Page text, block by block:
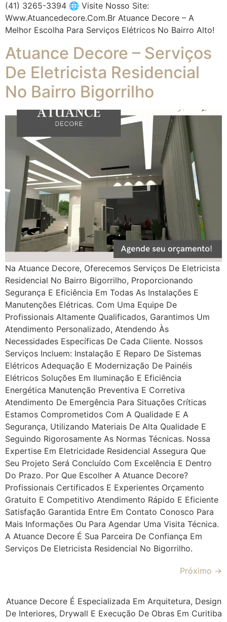
(41) 3265-3394 🌐 Visite Nosso Site:
Www.atuancedecore.com.br Atuance Decore – A
Melhor Escolha Para Serviços Elétricos No Bairro Alto!
Atuance Decore – Serviços
De Eletricista Residencial
No Bairro Bigorrilho
Na Atuance Decore, Oferecemos Serviços De Eletricista
Residencial No Bairro Bigorrilho, Proporcionando
Segurança E Eficiência Em Todas As Instalações E
Manutenções Elétricas. Com Uma Equipe De
Profissionais Altamente Qualificados, Garantimos Um
Atendimento Personalizado, Atendendo Às
Necessidades Específicas De Cada Cliente. Nossos
Serviços Incluem: Instalação E Reparo De Sistemas
Elétricos Adequação E Modernização De Painéis
Elétricos Soluções Em Iluminação E Eficiência
Energética Manutenção Preventiva E Corretiva
Atendimento De Emergência Para Situações Críticas
Estamos Comprometidos Com A Qualidade E A
Segurança, Utilizando Materiais De Alta Qualidade E
Seguindo Rigorosamente As Normas Técnicas. Nossa
Expertise Em Eletricidade Residencial Assegura Que
Seu Projeto Será Concluído Com Excelência E Dentro
Do Prazo. Por Que Escolher A Atuance Decore?
Profissionais Certificados E Experientes Orçamento
Gratuito E Competitivo Atendimento Rápido E Eficiente
Satisfação Garantida Entre Em Contato Conosco Para
Mais Informações Ou Para Agendar Uma Visita Técnica.
A Atuance Decore É Sua Parceira De Confiança Em
Serviços De Eletricista Residencial No Bigorrilho.
Próximo →
Atuance Decore É Especializada Em Arquitetura, Design
De Interiores, Drywall E Execução De Obras Em Curitiba